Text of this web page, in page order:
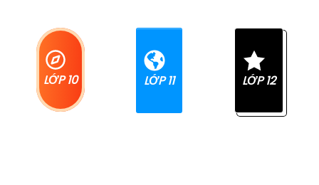
LỚP 10 LỚP 11 LỚP 12